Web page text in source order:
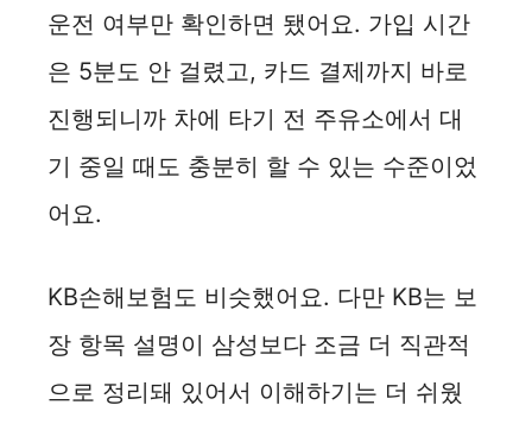
운전 여부만 확인하면 됐어요. 가입 시간
은 5분도 안 걸렸고, 카드 결제까지 바로
진행되니까 차에 타기 전 주유소에서 대
기 중일 때도 충분히 할 수 있는 수준이었
어요.
KB손해보험도 비슷했어요. 다만 KB는 보
장 항목 설명이 삼성보다 조금 더 직관적
으로 정리돼 있어서 이해하기는 더 쉬웠